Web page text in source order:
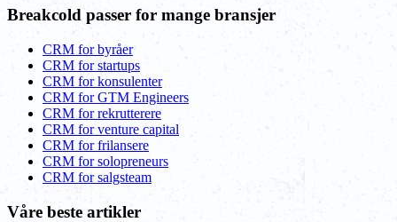
Breakcold passer for mange bransjer
CRM for byråer
CRM for startups
CRM for konsulenter
CRM for GTM Engineers
CRM for rekrutterere
CRM for venture capital
CRM for frilansere
CRM for solopreneurs
CRM for salgsteam
Våre beste artikler